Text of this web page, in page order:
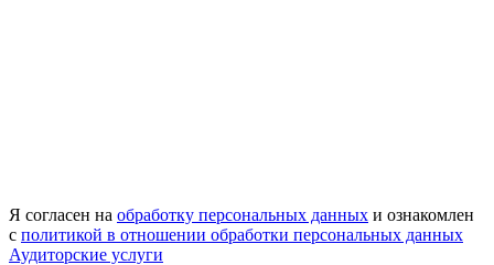
Я согласен на обработку персональных данных и ознакомлен
с политикой в отношении обработки персональных данных
Аудиторские услуги